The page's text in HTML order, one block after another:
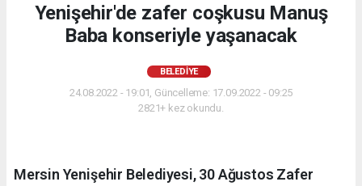
Yenişehir'de zafer coşkusu Manuş
Baba konseriyle yaşanacak
BELEDIYE
24.08.2022 - 19:01, Güncelleme: 17.09.2022 - 09:25
2821+ kez okundu.
Mersin Yenişehir Belediyesi, 30 Ağustos Zafer